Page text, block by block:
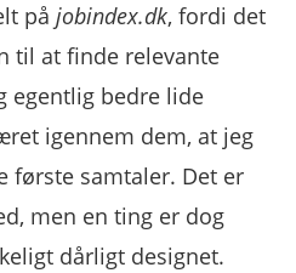
påjobindex.dk, fordi det
til at finde relevante
egentlig bedre lide
igennem dem, at jeg
første samtaler. Det er
men en ting er dog
dårligt designet.